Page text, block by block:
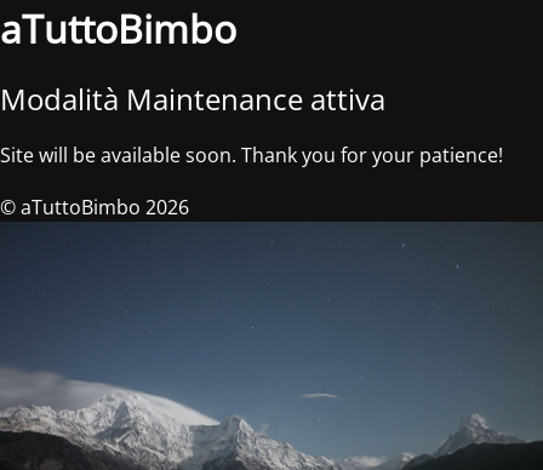
aTuttoBimbo
Modalità Maintenance attiva
Site will be available soon. Thank you for your patience!
© aTuttoBimbo 2026